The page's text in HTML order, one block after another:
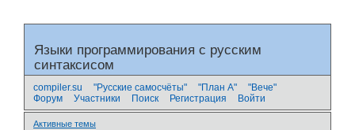
Языки программирования с русским
синтаксисом
compiler.su "Русские самосчёты" "План А"
"Вече"
Форум
Участники Поиск Регистрация Войти
Активные темы